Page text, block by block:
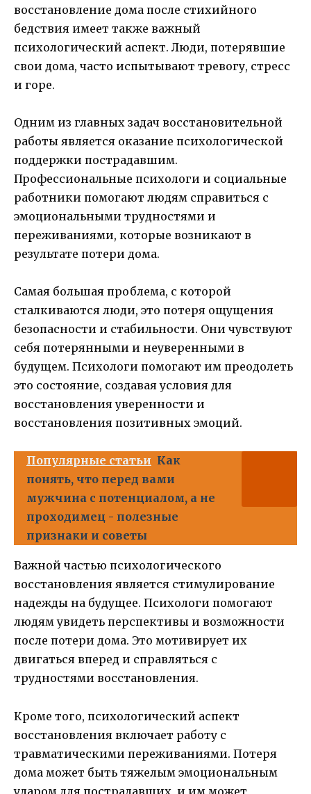
восстановление дома после стихийного
бедствия имеет также важный
психологический аспект. Люди, потерявшие
свои дома, часто испытывают тревогу, стресс
и горе.
Одним из главных задач восстановительной
работы является оказание психологической
поддержки пострадавшим.
Профессиональные психологи и социальные
работники помогают людям справиться с
эмоциональными трудностями и
переживаниями, которые возникают в
результате потери дома.
Самая большая проблема, с которой
сталкиваются люди, это потеря ощущения
безопасности и стабильности. Они чувствуют
себя потерянными и неуверенными в
будущем. Психологи помогают им преодолеть
это состояние, создавая условия для
восстановления уверенности и
восстановления позитивных эмоций.
Популярные статьи Как
понять, что перед вами
мужчина с потенциалом, а не
проходимец - полезные
признаки и советы
Важной частью психологического
восстановления является стимулирование
надежды на будущее. Психологи помогают
людям увидеть перспективы и возможности
после потери дома. Это мотивирует их
двигаться вперед и справляться с
трудностями восстановления.
Кроме того, психологический аспект
восстановления включает работу с
травматическими переживаниями. Потеря
дома может быть тяжелым эмоциональным
ударом для пострадавших, и им может